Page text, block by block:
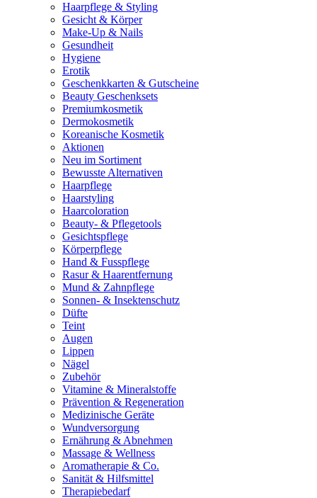
Haarpflege & Styling
Gesicht & Körper
Make-Up & Nails
Gesundheit
Hygiene
Erotik
Geschenkkarten & Gutscheine
Beauty Geschenksets
Premiumkosmetik
Dermokosmetik
Koreanische Kosmetik
Aktionen
Neu im Sortiment
Bewusste Alternativen
Haarpflege
Haarstyling
Haarcoloration
Beauty- & Pflegetools
Gesichtspflege
Körperpflege
Hand & Fusspflege
Rasur & Haarentfernung
Mund & Zahnpflege
Sonnen- & Insektenschutz
Düfte
Teint
Augen
Lippen
Nägel
Zubehör
Vitamine & Mineralstoffe
Prävention & Regeneration
Medizinische Geräte
Wundversorgung
Ernährung & Abnehmen
Massage & Wellness
Aromatherapie & Co.
Sanität & Hilfsmittel
Therapiebedarf